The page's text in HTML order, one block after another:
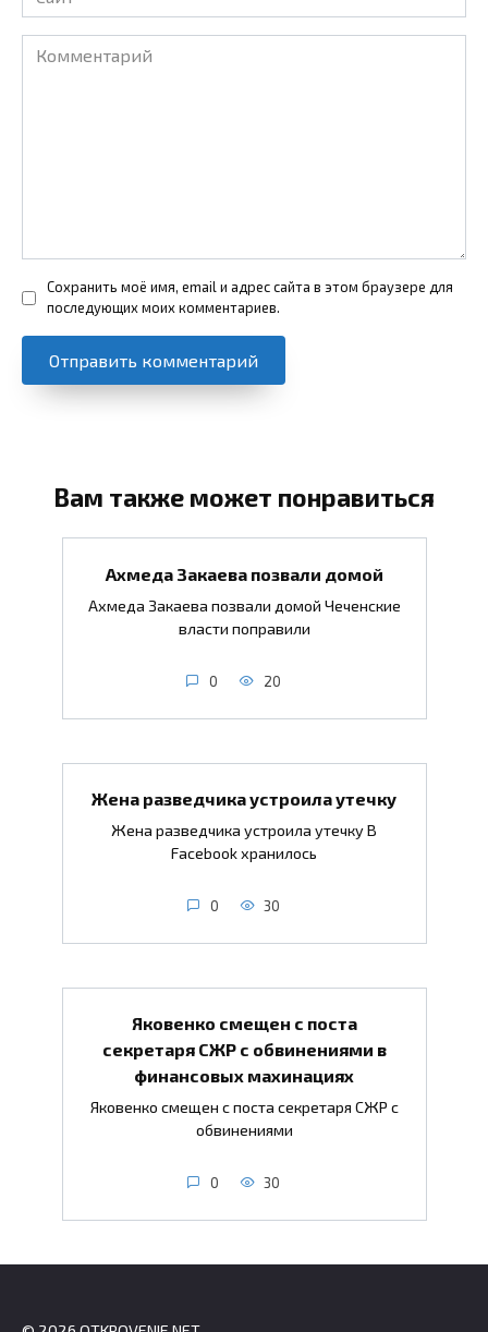
Комментарий
Сохранить моё имя, email и адрес сайта в этом браузере для
последующих моих комментариев.
Вам также может понравиться
Ахмеда Закаева позвали домой
Ахмеда Закаева позвали домой Чеченские
власти поправили
0 20
Жена разведчика устроила утечку
Жена разведчика устроила утечку В
Facebook хранилось
0 30
Яковенко смещен с поста
секретаря СЖР с обвинениями в
финансовых махинациях
Яковенко смещен с поста секретаря СЖР с
обвинениями
0 30